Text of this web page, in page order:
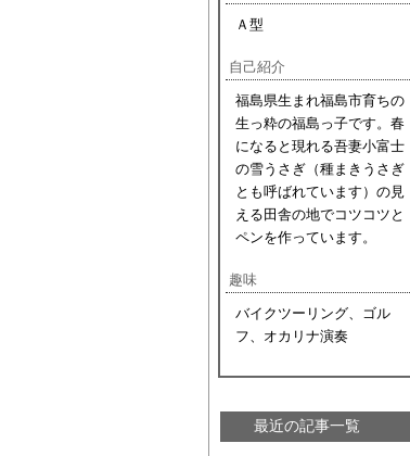
Ａ型
自己紹介
福島県生まれ福島市育ちの
生っ粋の福島っ子です。春
になると現れる吾妻小富士
の雪うさぎ（種まきうさぎ
とも呼ばれています）の見
える田舎の地でコツコツと
ペンを作っています。
趣味
バイクツーリング、ゴル
フ、オカリナ演奏
最近の記事一覧